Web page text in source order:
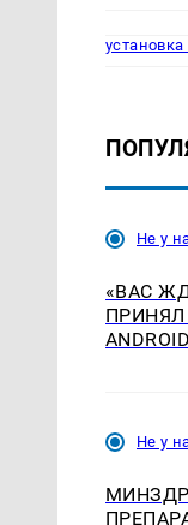
Не у
«ВАС
ANDROID
Не у